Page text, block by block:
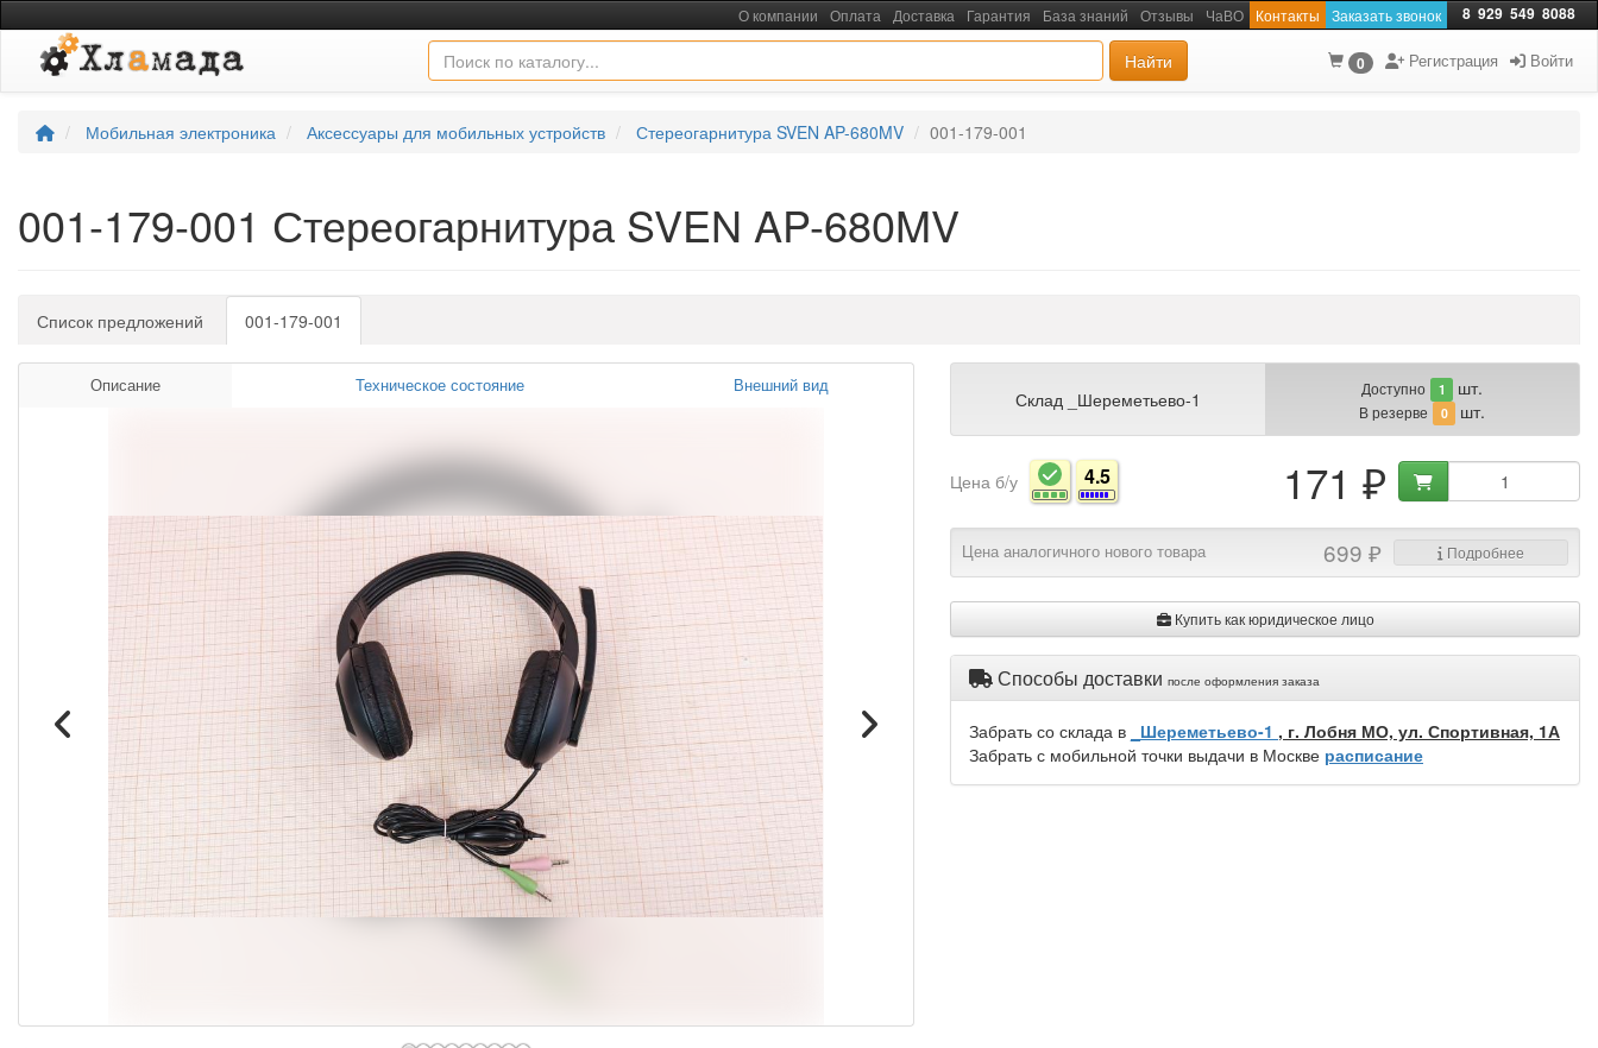
О компании Оплата Доставка Гарантия База знаний Отзывы ЧаВО Контакты Заказать звонок 8 929 549 8088
Найти 0 Регистрация Войти
Мобильная электроника Аксессуары для мобильных устройств Стереогарнитура SVEN AP-680MV 001-179-001
001-179-001 Стереогарнитура SVEN AP-680MV
Список предложений 001-179-001
Описание Техническое состояние Внешний вид
Склад _Шереметьево-1 Доступно 1 шт.
В резерве 0 шт.
Цена б/у 4.5 171 ₽
Цена аналогичного нового товара 699 ₽ Подробнее
Купить как юридическое лицо
Способы доставки после оформления заказа
Забрать со склада в _Шереметьево-1 , г. Лобня МО, ул. Спортивная, 1А
Забрать с мобильной точки выдачи в Москве расписание